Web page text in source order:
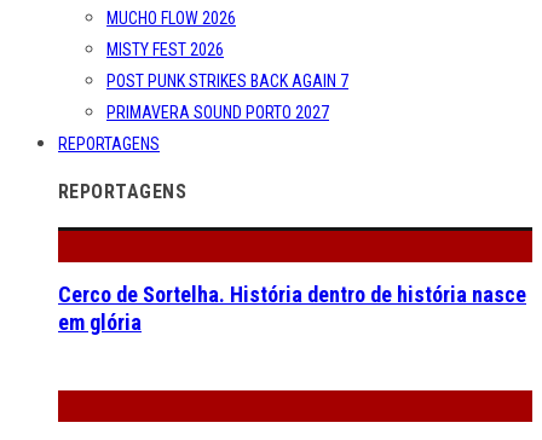
MUCHO FLOW 2026
MISTY FEST 2026
POST PUNK STRIKES BACK AGAIN 7
PRIMAVERA SOUND PORTO 2027
REPORTAGENS
REPORTAGENS
Cerco de Sortelha. História dentro de história nasce
em glória